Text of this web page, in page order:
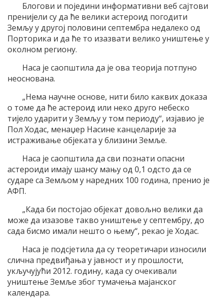
Блогови и поједини информативни веб сајтови
пренијели су да ће велики астероид погодити
Земљу у другој половини септембра недалеко од
Порторика и да ће то изазвати велико уништење у
околном региону.
Наса је саопштила да је ова теорија потпуно
неоснована.
„Нема научне основе, нити било каквих доказа
о томе да ће астероид или неко друго небеско
тијело ударити у Земљу у том периоду“, изјавио је
Пол Ходас, менаџер Насине канцеларије за
истраживање објеката у близини Земље.
Наса је саопштила да сви познати опасни
астероиди имају шансу мању од 0,1 одсто да се
сударе са Земљом у наредних 100 година, пренио је
АФП.
„Када би постојао објекат довољно велики да
може да изазове такво уништење у септембру, до
сада бисмо имали нешто о њему“, рекао је Ходас.
Наса је подсјетила да су теоретичари износили
слична предвиђања у јавност и у прошлости,
укључујући 2012. годину, када су очекивали
уништење Земље због тумачења мајанског
календара.